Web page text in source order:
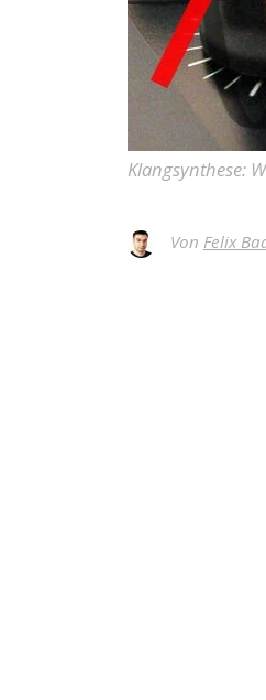
Klangsynthese:
Von Felix